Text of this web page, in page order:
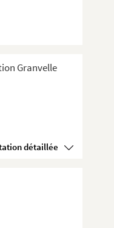
Granvelle
Voir la présentation détaillée